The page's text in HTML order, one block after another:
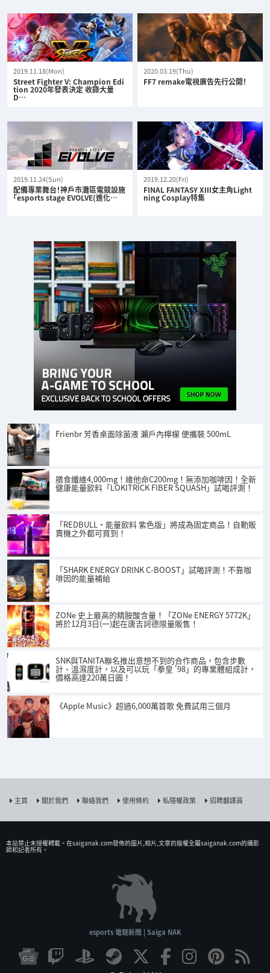
2019.11.18(Mon)
Street Fighter V: Champion Edi
tion 2020年發表決定 收錄大量
D…
2020.03.19(Thu)
FF7 remake電視廣告先行公開！
2019.11.24(Sun)
配備專業舞台！神戶市灘區電競設施
「esports stage EVOLVE(進化…
2019.12.20(Fri)
FINAL FANTASY XIII女主角Light
ning Cosplay特集
Frienbr 芳香桌面除菌液 瀨戶內檸檬 便攜裝 500mL
膳食纖維4,000mg！維他命C200mg！無添加咖啡因！全新
健康能量飲料「LOKITRICK FIBER SQUASH」試喝評測！
「REDBULL・能量飲料 紫色版」將成為固定商品！自動販
賣機之外都可買到！
「SHARK ENERGY DRINK C-BOOST」試喝評測！不靠咖
啡因的能量補給
ZONe 史上最高的精胺酸含量！「ZONe ENERGY 5772K」
將於12月3日(一)起在唐吉訶德限量販售！
SNK與TANITA聯名推出意想不到的合作商品，包含步數
計、溫濕度計，以及可以玩「拳皇 '98」的專業體組成計，
價格高達220萬日圓！
《Apple Music》超過6,000萬首歌 免費試用三個月
主頁 關於我們 聯絡我們 使用條約 私隱權政策 招聘翻譯員
本站禁止未授權𨍭載。在saiganak.com發佈的圖片,相片,文章的版權全屬saiganak.com的攝影
師和記者所有。
esports 電競新聞 | Saiga NAK